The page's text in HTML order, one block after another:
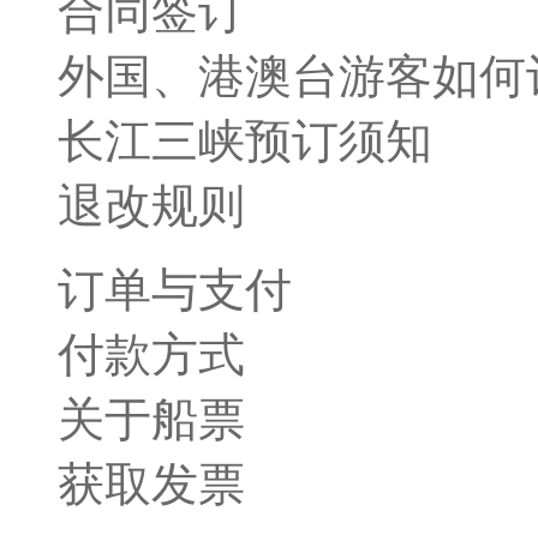
合同签订
外国、港澳台游客如何
长江三峡预订须知
退改规则
订单与支付
付款方式
关于船票
获取发票